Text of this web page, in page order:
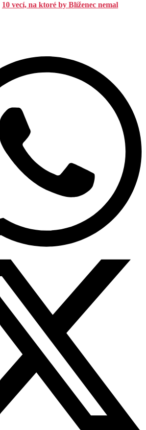
10 vecí, na ktoré by Blíženec nemal